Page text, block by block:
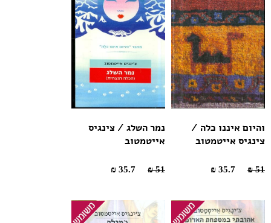
והיום איננו כלה /
צינגיס אייטמטוב
51 ₪
נמר השלג / צינגיס
אייטמטוב
51 ₪